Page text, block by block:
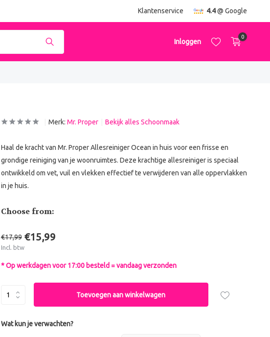
Klantenservice 4.4@ Google
Inloggen
0
Merk: Mr. Proper Bekijk alles Schoonmaak
Haal de kracht van Mr. Proper Allesreiniger Ocean in huis voor een frisse en
grondige reiniging van je woonruimtes. Deze krachtige allesreiniger is speciaal
ontwikkeld om vet, vuil en vlekken effectief te verwijderen van alle oppervlakken
in je huis.
Choose from:
€17,99 €15,99
Incl. btw
* Op werkdagen voor 17:00 besteld = vandaag verzonden
Toevoegen aan winkelwagen
Wat kun je verwachten?